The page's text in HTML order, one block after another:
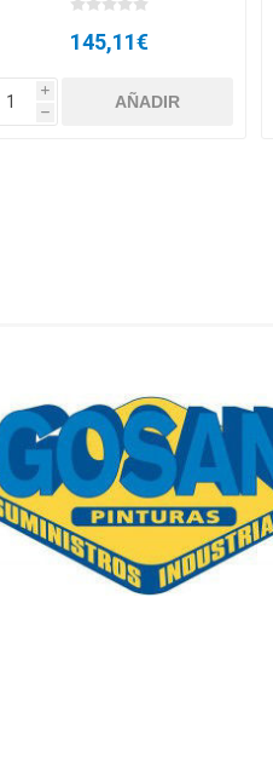
145,11€
i
h